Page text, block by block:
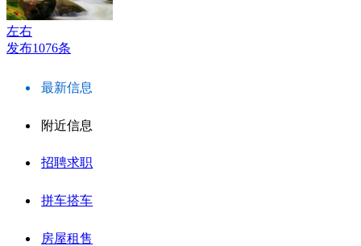
左右
发布1076条
最新信息
附近信息
招聘求职
拼车搭车
房屋租售